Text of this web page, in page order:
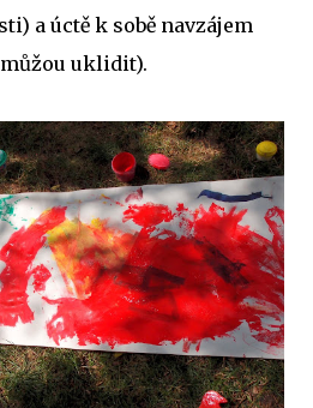
a úctě k sobě navzájem
uklidit).